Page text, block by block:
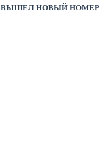
ВЫШЕЛ НОВЫЙ НОМЕР